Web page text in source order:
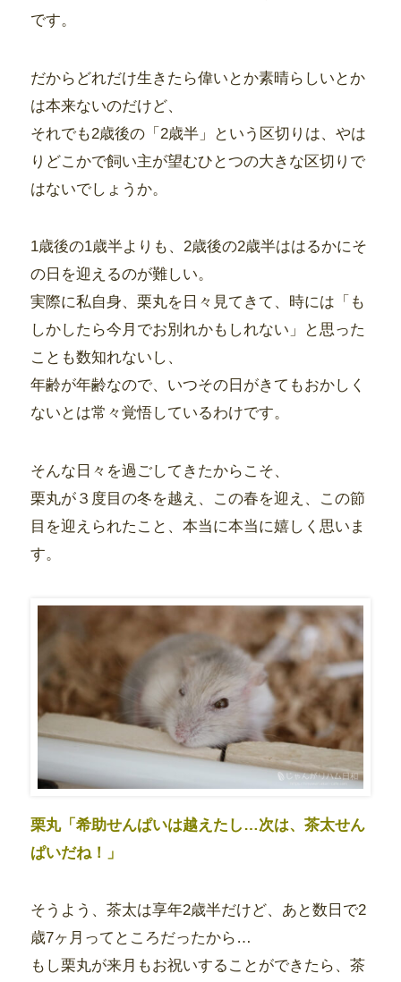
です。
だからどれだけ生きたら偉いとか素晴らしいとか
は本来ないのだけど、
それでも2歳後の「2歳半」という区切りは、やは
りどこかで飼い主が望むひとつの大きな区切りで
はないでしょうか。
1歳後の1歳半よりも、2歳後の2歳半ははるかにそ
の日を迎えるのが難しい。
実際に私自身、栗丸を日々見てきて、時には「も
しかしたら今月でお別れかもしれない」と思った
ことも数知れないし、
年齢が年齢なので、いつその日がきてもおかしく
ないとは常々覚悟しているわけです。
そんな日々を過ごしてきたからこそ、
栗丸が３度目の冬を越え、この春を迎え、この節
目を迎えられたこと、本当に本当に嬉しく思いま
す。
栗丸「希助せんぱいは越えたし…次は、茶太せん
ぱいだね！」
そうよう、茶太は享年2歳半だけど、あと数日で2
歳7ヶ月ってところだったから…
もし栗丸が来月もお祝いすることができたら、茶